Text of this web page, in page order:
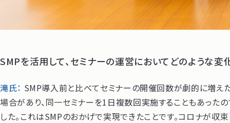
SMPを活用して、セミナーの運営においてどのような変
滝氏： SMP導入前と比べてセミナーの開催回数が劇的に増え
場合があり、同一セミナーを1日複数回実施することもあった
した。これはSMPのおかげで実現できたことです。コロナが収